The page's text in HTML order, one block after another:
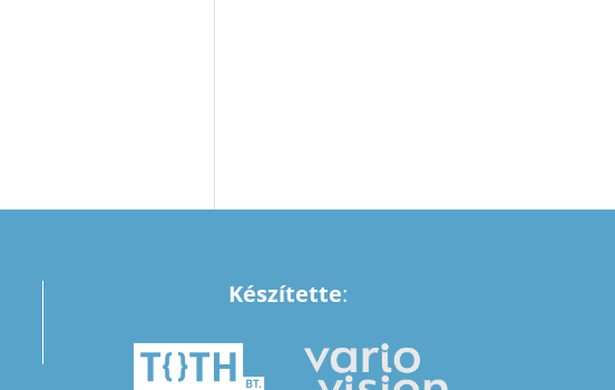
Készítette: